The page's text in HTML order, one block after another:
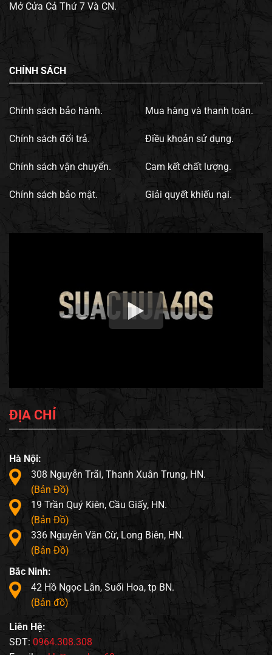
Mở Cửa Cả Thứ 7 Và CN.
CHÍNH SÁCH
Chính sách bảo hành.
Chính sách đổi trả.
Chính sách vận chuyển.
Chính sách bảo mật.
Mua hàng và thanh toán.
Điều khoản sử dụng.
Cam kết chất lượng.
Giải quyết khiếu nại.
ĐỊA CHỈ
Hà Nội:
308 Nguyễn Trãi, Thanh Xuân Trung, HN.
(Bản Đồ)
19 Trần Quý Kiên, Cầu Giấy, HN.
(Bản Đồ)
336 Nguyễn Văn Cừ, Long Biên, HN.
(Bản Đồ)
Bắc Ninh:
42 Hồ Ngọc Lân, Suối Hoa, tp BN.
(Bản đồ)
Liên Hệ:
SĐT: 0964.308.308